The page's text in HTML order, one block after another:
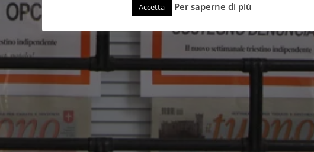
Accetta Per saperne di più